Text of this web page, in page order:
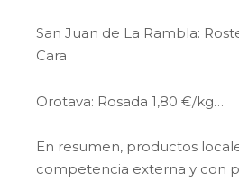
San Juan de La Rambla:
Cara
Orotava: Rosada 1,80 €/kg…
En resumen, productos
competencia externa y con